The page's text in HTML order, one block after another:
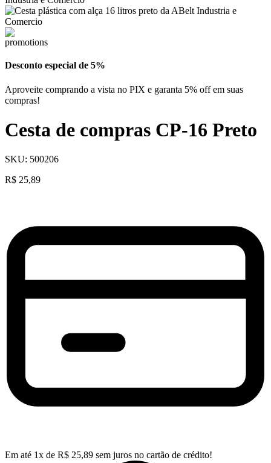
Desconto especial de 5%
Aproveite comprando a vista no PIX e garanta 5% off em suas
compras!
Cesta de compras CP-16 Preto
SKU: 500206
R$ 25,89
Em até 1x de R$ 25,89 sem juros no cartão de crédito!